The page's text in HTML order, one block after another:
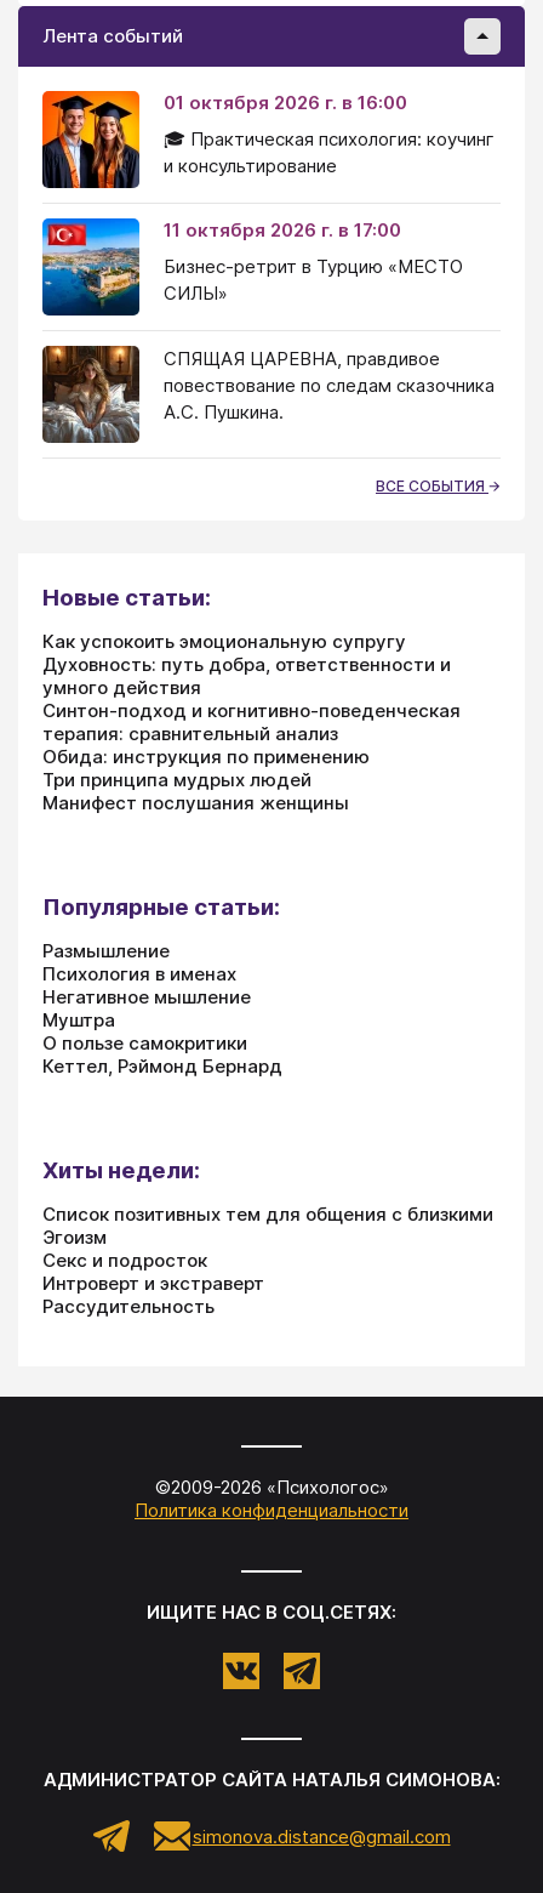
Лента событий
01 октября 2026 г. в 16:00
🎓 Практическая психология: коучинг
и консультирование
11 октября 2026 г. в 17:00
Бизнес-ретрит в Турцию «МЕСТО
СИЛЫ»
СПЯЩАЯ ЦАРЕВНА, правдивое
повествование по следам сказочника
А.С. Пушкина.
ВСЕ СОБЫТИЯ
Новые статьи:
Как успокоить эмоциональную супругу
Духовность: путь добра, ответственности и
умного действия
Синтон-подход и когнитивно-поведенческая
терапия: сравнительный анализ
Обида: инструкция по применению
Три принципа мудрых людей
Манифест послушания женщины
Популярные статьи:
Размышление
Психология в именах
Негативное мышление
Муштра
О пользе самокритики
Кеттел, Рэймонд Бернард
Хиты недели:
Список позитивных тем для общения с близкими
Эгоизм
Секс и подросток
Интроверт и экстраверт
Рассудительность
©2009-2026 «Психологос»
Политика конфиденциальности
ИЩИТЕ НАС В СОЦ.СЕТЯХ:
АДМИНИСТРАТОР САЙТА НАТАЛЬЯ СИМОНОВА:
simonova.distance@gmail.com